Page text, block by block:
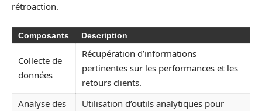
rétroaction.
Composants Description
Collecte de
données
Récupération d’informations
pertinentes sur les performances et les
retours clients.
Analyse des
Utilisation d’outils analytiques pour